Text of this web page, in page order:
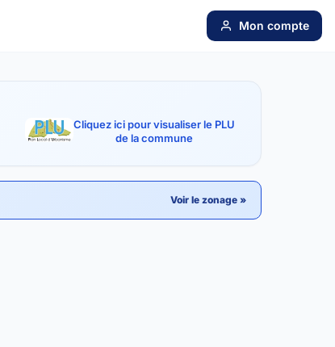
Mon compte
Cliquez ici pour visualiser le PLU
de la commune
Voir le zonage »